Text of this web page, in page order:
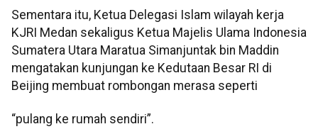
Sementara itu, Ketua Delegasi Islam wilayah kerja
KJRI Medan sekaligus Ketua Majelis Ulama Indonesia
Sumatera Utara Maratua Simanjuntak bin Maddin
mengatakan kunjungan ke Kedutaan Besar RI di
Beijing membuat rombongan merasa seperti
“pulang ke rumah sendiri”.